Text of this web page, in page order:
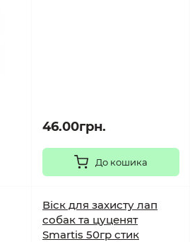
46.00грн.
До кошика
Віск для захисту лап
собак та цуценят
Smartis 50гр стик